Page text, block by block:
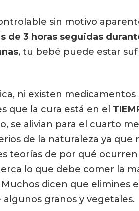
sin motivo
de 3 horas seguidas
, tu bebé puede estar
ni existen medicamentos
que la cura está en el
se alivian para el cuarto
de la naturaleza ya que
teorías de por qué
lo que debe comer la
dicen que elimines
algunos granos y vegetales.